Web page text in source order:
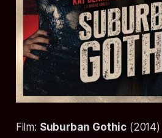
Film: Suburban Gothic (2014)